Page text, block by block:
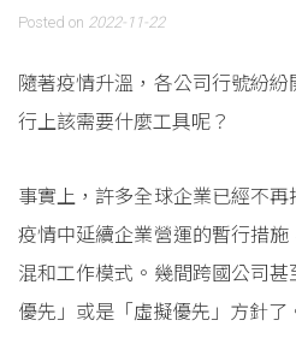
Posted on 2022-11-22
隨著疫情升溫，各公司行號紛
行上該需要什麼工具呢？
事實上，許多全球企業已經不
疫情中延續企業營運的暫行措
混和工作模式。幾間跨國公司
優先」或是「虛擬優先」方針了